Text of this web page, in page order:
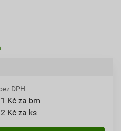
DPH
Kč za bm
Kč za ks